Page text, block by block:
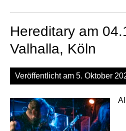
Hereditary am
Valhalla, Köln
Veröffentlicht am 5. Oktober